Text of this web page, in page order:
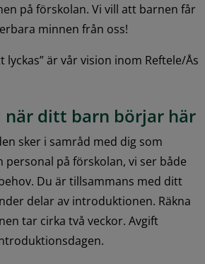
på förskolan. Vi vill att barnen får
minnen från oss!
lyckas” är vår vision inom Reftele/Ås
när ditt barn börjar här
sker i samråd med dig som
personal på förskolan, vi ser både
Du är tillsammans med ditt
delar av introduktionen. Räkna
tar cirka två veckor. Avgift